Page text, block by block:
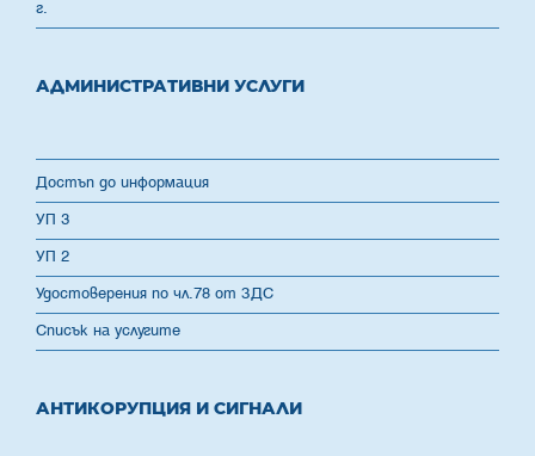
г.
АДМИНИСТРАТИВНИ УСЛУГИ
Достъп до информация
УП 3
УП 2
Удостоверения по чл.78 от ЗДС
Списък на услугите
АНТИКОРУПЦИЯ И СИГНАЛИ